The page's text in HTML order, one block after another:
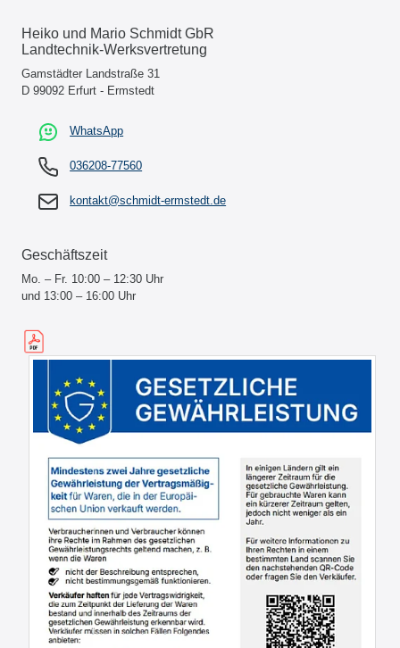
Heiko und Mario Schmidt GbR
Landtechnik-Werksvertretung
Gamstädter Landstraße 31
D 99092 Erfurt - Ermstedt
WhatsApp
036208-77560
kontakt@schmidt-ermstedt.de
Geschäftszeit
Mo. – Fr. 10:00 – 12:30 Uhr
und 13:00 – 16:00 Uhr